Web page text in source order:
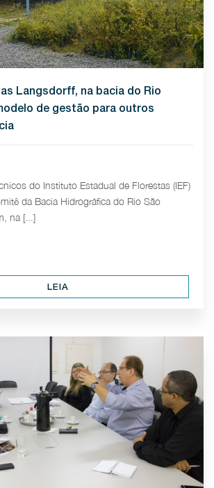
Langsdorff, na bacia do Rio
de gestão para outros
do Instituto Estadual de Florestas (IEF)
da Bacia Hidrográfica do Rio São
na [...]
LEIA